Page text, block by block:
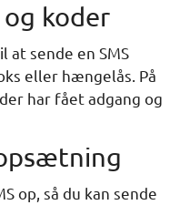
koder
at sende en SMS
eller hængelås. På
har fået adgang og
op, så du kan sende